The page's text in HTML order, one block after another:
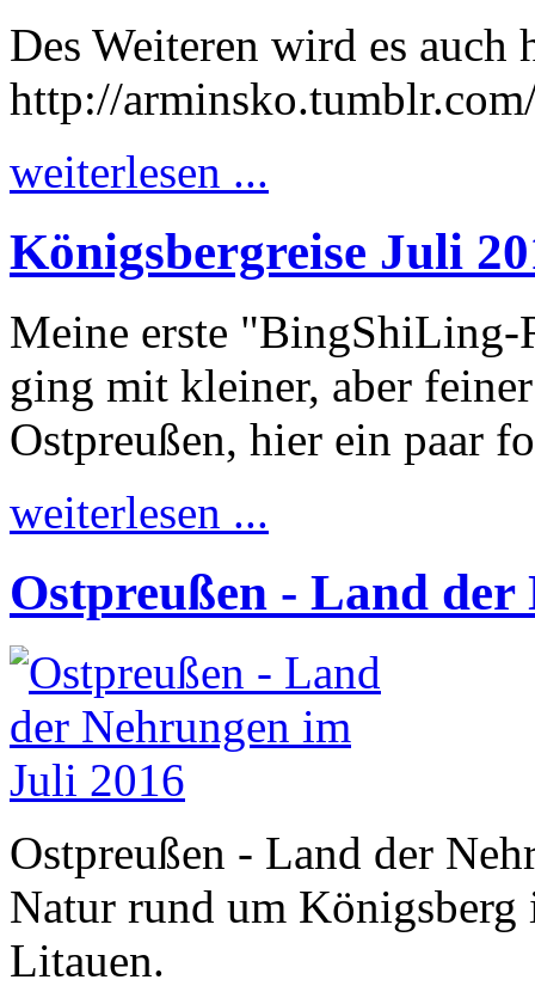
Des Weiteren wird es auch
http://
weiterlesen ...
Königsbergreise Juli
Meine erste "BingShiLing-
ging mit kleiner, aber
Ostpreußen, hier ein paar
weiterlesen ...
Ostpreußen - Land
Ostpreußen - Land der
Natur rund um
Litauen.